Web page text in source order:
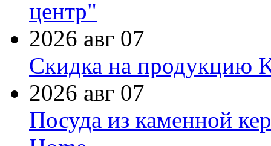
центр"
2026 авг 07
Скидка на продукцию
2026 авг 07
Посуда из каменной